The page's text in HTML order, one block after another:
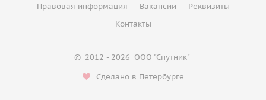
Правовая информация
Вакансии
Реквизиты
Контакты
© 2012 - 2026 ООО "Спутник"
Сделано в Петербурге